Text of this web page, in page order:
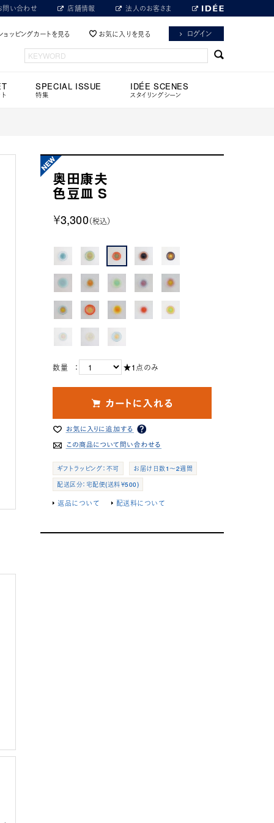
問い合わせ 店舗情報 法人のお客さま
ョッピングカートを見る お気に入りを見る ログイン
SPECIAL ISSUE
特集
IDÉE SCENES
スタイリングシーン
奥田康夫
色豆皿 S
￥3,300（税込）
数量 ： ★1点のみ
ギフトラッピング：不可
お届け日数1～2週間
配送区分：宅配便(送料￥500)
返品について 配送料について